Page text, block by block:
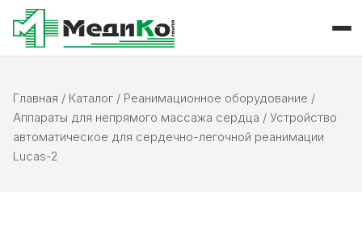
Главная / Каталог / Реанимационное оборудование /
Аппараты для непрямого массажа сердца / Устройство
автоматическое для сердечно-легочной реанимации
Lucas-2